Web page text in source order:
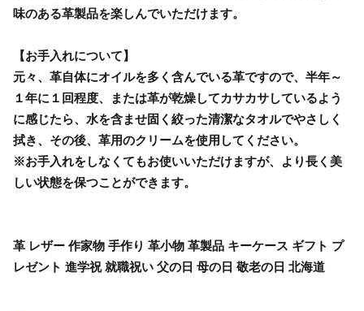
味のある革製品を楽しんでいただけます。
【お手入れについて】
元々、革自体にオイルを多く含んでいる革ですので、半年～
１年に１回程度、または革が乾燥してカサカサしているよう
に感じたら、水を含ませ固く絞った清潔なタオルでやさしく
拭き、その後、革用のクリームを使用してください。
※お手入れをしなくてもお使いいただけますが、より長く美
しい状態を保つことができます。
革 レザー 作家物 手作り 革小物 革製品 キーケース ギフト プ
レゼント 進学祝 就職祝い 父の日 母の日 敬老の日 北海道